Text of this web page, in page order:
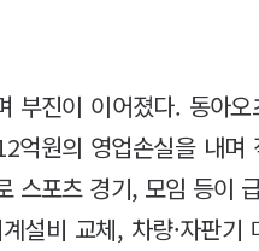
부진이 이어졌다. 동아
원의 영업손실을 내며
스포츠 경기, 모임 등이
설비 교체, 차량·자판기